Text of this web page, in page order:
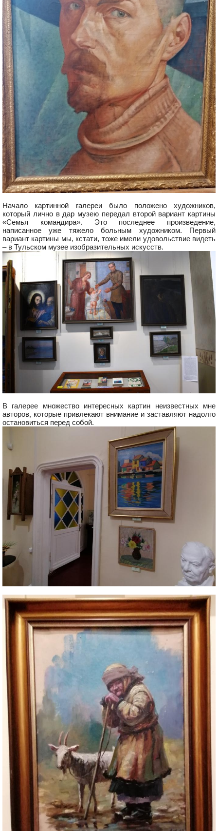
Начало картинной галереи было положено художников,
который лично в дар музею передал второй вариант картины
«Семья командира». Это последнее произведение,
написанное уже тяжело больным художником. Первый
вариант картины мы, кстати, тоже имели удовольствие видеть
– в Тульском музее изобразительных искусств.
В галерее множество интересных картин неизвестных мне
авторов, которые привлекают внимание и заставляют надолго
остановиться перед собой.